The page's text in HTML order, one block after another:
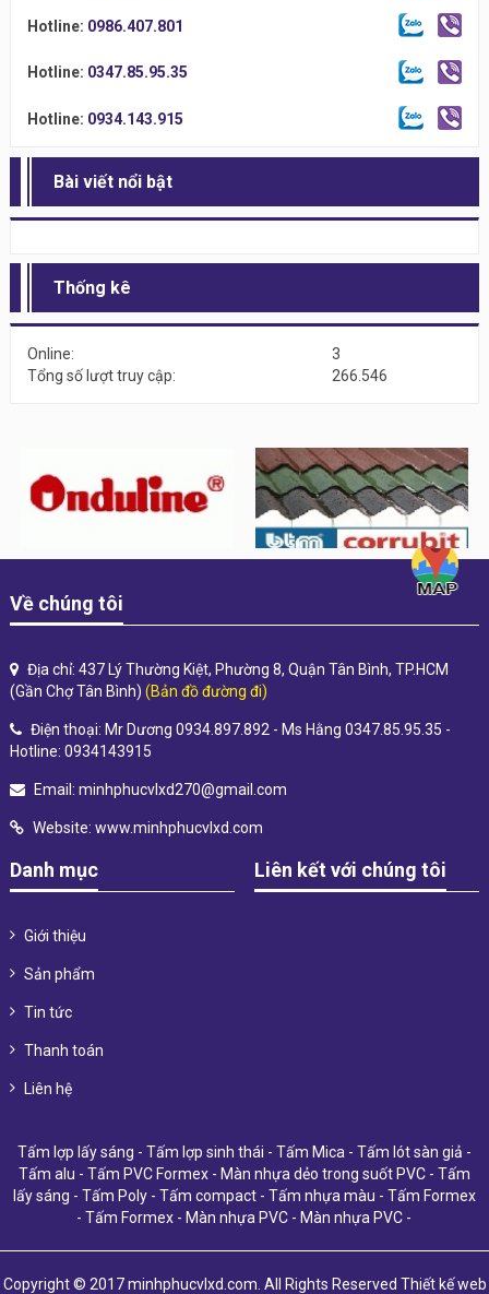
Hotline: 0986.407.801
Hotline: 0347.85.95.35
Hotline: 0934.143.915
Bài viết nổi bật
Thống kê
Online:
3
Tổng số lượt truy cập:
266.546
Về chúng tôi
Địa chỉ: 437 Lý Thường Kiệt, Phường 8, Quận Tân Bình, TP.HCM
(Gần Chợ Tân Bình) (Bản đồ đường đi)
Điện thoại: Mr Dương 0934.897.892 - Ms Hằng 0347.85.95.35 -
Hotline: 0934143915
Email: minhphucvlxd270@gmail.com
Website: www.minhphucvlxd.com
Danh mục
Giới thiệu
Sản phẩm
Tin tức
Thanh toán
Liên hệ
Liên kết với chúng tôi
Tấm lợp lấy sáng - Tấm lợp sinh thái - Tấm Mica- Tấm lót sàn giả -
Tấm alu - Tấm PVC Formex- Màn nhựa dẻo trong suốt PVC- Tấm
lấy sáng - Tấm Poly- Tấm compact- Tấm nhựa màu - Tấm Formex
-Tấm Formex - Màn nhựa PVC - Màn nhựa PVC -
Copyright © 2017 minhphucvlxd.com. All Rights Reserved Thiết kế web